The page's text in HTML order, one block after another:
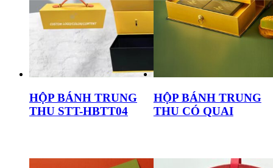
HỘP BÁNH TRUNG
THU STT-HBTT04
HỘP BÁNH TRUNG
THU CÓ QUAI